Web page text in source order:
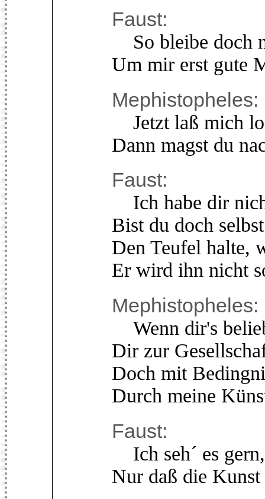
Faust:
So bleibe doch
Um mir erst gute
Mephistopheles:
Jetzt laß mich
Dann magst du
Faust:
Ich habe dir
Bist du doch
Den Teufel halte,
Er wird ihn nicht
Mephistopheles:
Wenn dir's
Dir zur
Doch mit
Durch meine
Faust:
Ich seh´ es
Nur daß die